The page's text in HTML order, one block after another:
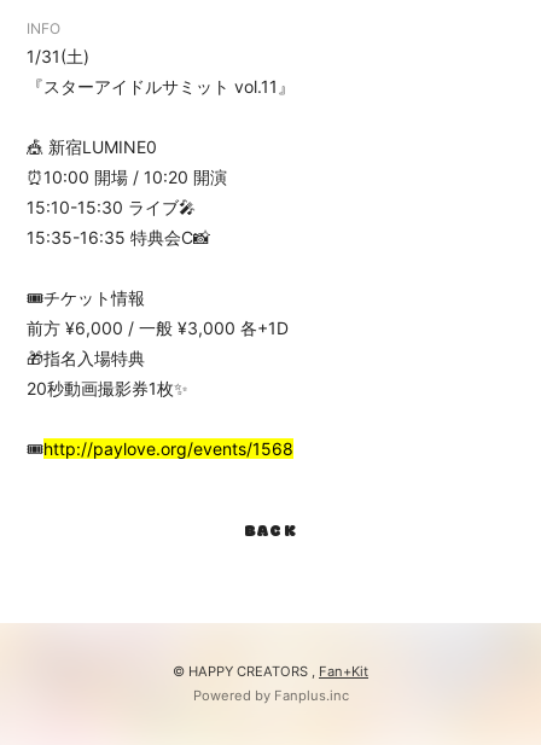
PHOTO
会員登録 ログイン
INFO
1/31(土)
『スターアイドルサミット vol.11』
🎪 新宿LUMINE0
⏰10:00 開場 / 10:20 開演
15:10-15:30 ライブ🎤
15:35-16:35 特典会C📸
🎟チケット情報
前方 ¥6,000 / 一般 ¥3,000 各+1D
🎁指名入場特典
20秒動画撮影券1枚✨
🎟️http://paylove.org/events/1568
BACK
© HAPPY CREATORS , Fan+Kit
Powered by Fanplus.inc